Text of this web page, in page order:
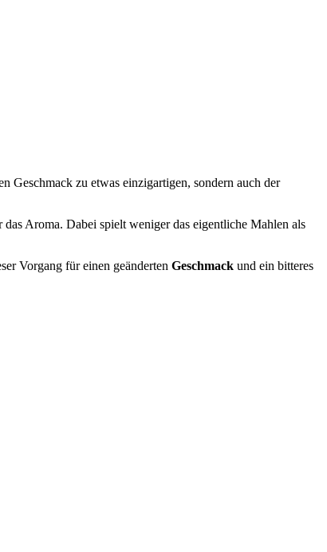
Geschmack zu etwas einzigartigen, sondern auch der
Aroma. Dabei spielt weniger das eigentliche Mahlen als
Vorgang für einen geänderten Geschmack und ein bitteres